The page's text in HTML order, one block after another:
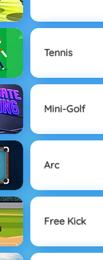
Tennis
Mini-Golf
Arc
Free Kick